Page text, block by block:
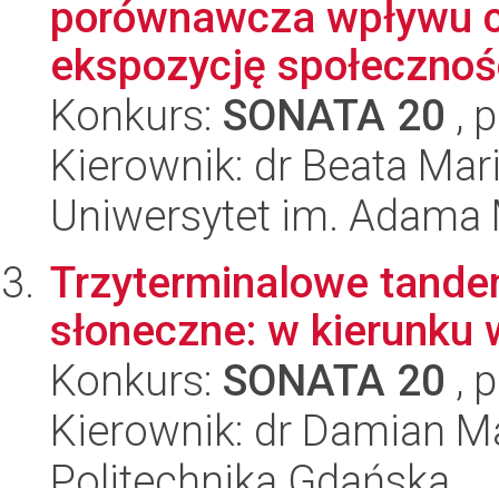
porównawcza wpływu
ekspozycję
Konkurs: SONATA 20 ,
Kierownik: dr Beata
Uniwersytet im.
Trzyterminalowe
słoneczne: w
Konkurs: SONATA 20 ,
Kierownik: dr Damian